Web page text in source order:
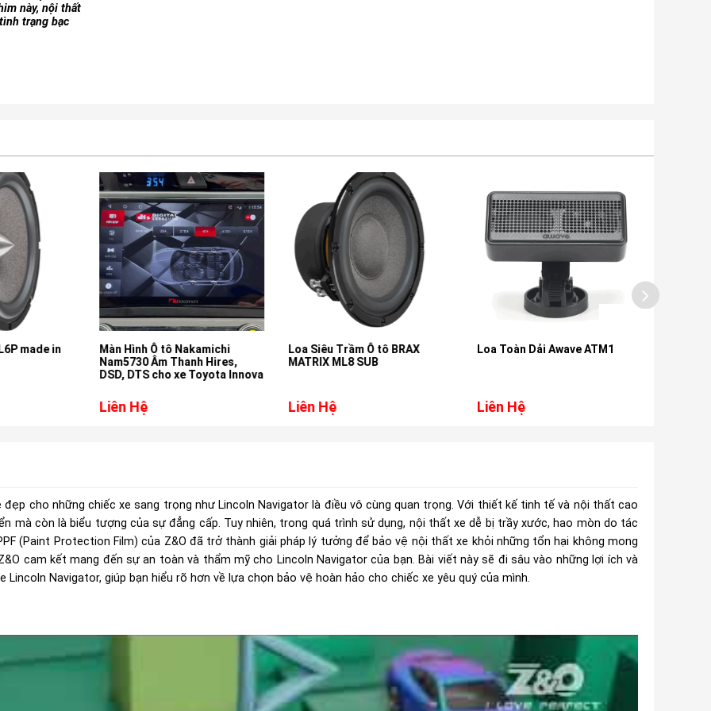
này, nội thất
trạng bạc
made in
Màn Hình Ô tô Nakamichi
Nam5730 Âm Thanh Hires,
DSD, DTS cho xe Toyota Innova
Liên Hệ
Loa Siêu Trầm Ô tô BRAX
MATRIX ML8 SUB
Liên Hệ
Loa Toàn Dải Awave ATM1
Liên Hệ
cho những chiếc xe sang trọng như Lincoln Navigator là điều vô cùng quan trọng. Với thiết kế tinh tế và nội thất cao
mà còn là biểu tượng của sự đẳng cấp. Tuy nhiên, trong quá trình sử dụng, nội thất xe dễ bị trầy xước, hao mòn do tác
(Paint Protection Film) của Z&O đã trở thành giải pháp lý tưởng để bảo vệ nội thất xe khỏi những tổn hại không mong
cam kết mang đến sự an toàn và thẩm mỹ cho Lincoln Navigator của bạn. Bài viết này sẽ đi sâu vào những lợi ích và
Navigator, giúp bạn hiểu rõ hơn về lựa chọn bảo vệ hoàn hảo cho chiếc xe yêu quý của mình.